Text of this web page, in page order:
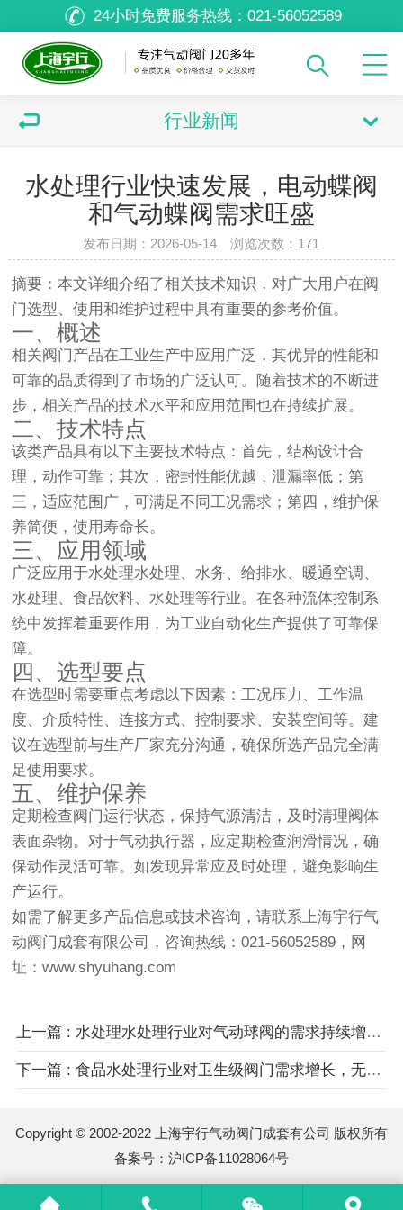
24小时免费服务热线： 021-56052589
行业新闻
水处理行业快速发展，电动蝶阀
和气动蝶阀需求旺盛
发布日期：2026-05-14 浏览次数： 171
摘要：本文详细介绍了相关技术知识，对广大用户在阀
门选型、使用和维护过程中具有重要的参考价值。
一、概述
相关阀门产品在工业生产中应用广泛，其优异的性能和
可靠的品质得到了市场的广泛认可。随着技术的不断进
步，相关产品的技术水平和应用范围也在持续扩展。
二、技术特点
该类产品具有以下主要技术特点：首先，结构设计合
理，动作可靠；其次，密封性能优越，泄漏率低；第
三，适应范围广，可满足不同工况需求；第四，维护保
养简便，使用寿命长。
三、应用领域
广泛应用于水处理水处理、水务、给排水、暖通空调、
水处理、食品饮料、水处理等行业。在各种流体控制系
统中发挥着重要作用，为工业自动化生产提供了可靠保
障。
四、选型要点
在选型时需要重点考虑以下因素：工况压力、工作温
度、介质特性、连接方式、控制要求、安装空间等。建
议在选型前与生产厂家充分沟通，确保所选产品完全满
足使用要求。
五、维护保养
定期检查阀门运行状态，保持气源清洁，及时清理阀体
表面杂物。对于气动执行器，应定期检查润滑情况，确
保动作灵活可靠。如发现异常应及时处理，避免影响生
产运行。
如需了解更多产品信息或技术咨询，请联系上海宇行气
动阀门成套有限公司，咨询热线：021-56052589，网
址：www.shyuhang.com
上一篇 : 水处理水处理行业对气动球阀的需求持续增长，高压阀门市场前景广阔
下一篇 : 食品水处理行业对卫生级阀门需求增长，无菌阀门标准日趋严格
Copyright © 2002-2022 上海宇行气动阀门成套有公司 版权所有
备案号： 沪ICP备11028064号